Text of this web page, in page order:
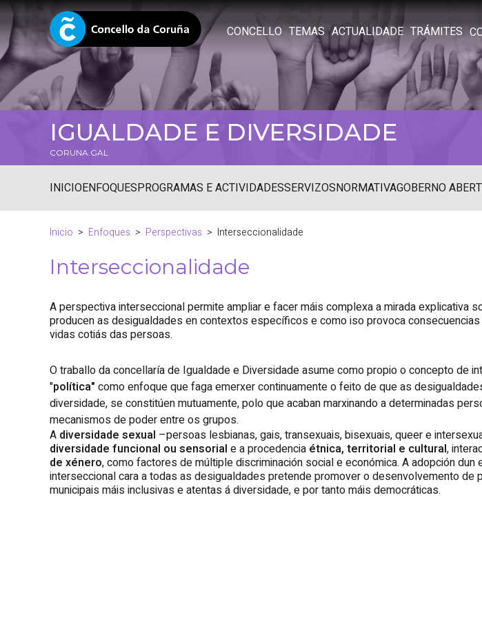
CONCELLO TEMAS ACTUALIDADE TRÁMITES
IGUALDADE E DIVERSIDADE
CORUNA.GAL
INICIOENFOQUESPROGRAMAS E ACTIVIDADESSERVIZOSNORMATIVAGOBERNO
Inicio Enfoques Perspectivas Interseccionalidade
Interseccionalidade
A perspectiva interseccional permite ampliar e facer máis complexa a mirada explicativa
producen as desigualdades en contextos específicos e como iso provoca
vidas cotiás das persoas.
O traballo da concellaría de Igualdade e Diversidade asume como propio o concepto de
"política" como enfoque que faga emerxer continuamente o feito de que as
diversidade, se constitúen mutuamente, polo que acaban marxinando a determinadas
mecanismos de poder entre os grupos.
A diversidade sexual –persoas lesbianas, gais, transexuais, bisexuais, queer e
diversidade funcional ou sensorial e a procedencia étnica, territorial e cultural,
de xénero, como factores de múltiple discriminación social e económica. A adopción dun
interseccional cara a todas as desigualdades pretende promover o desenvolvemento de
municipais máis inclusivas e atentas á diversidade, e por tanto máis democráticas.